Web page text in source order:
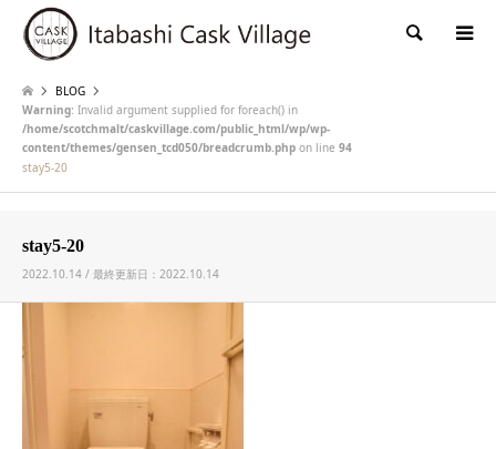
検索
BLOG
Warning: Invalid argument supplied for foreach() in
/home/scotchmalt/caskvillage.com/public_html/wp/wp-
content/themes/gensen_tcd050/breadcrumb.php on line 94
stay5-20
stay5-20
2022.10.14 / 最終更新日：2022.10.14